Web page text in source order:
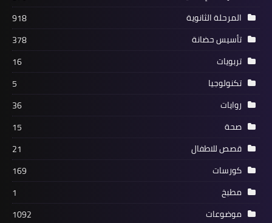
المرحلة الثانوية
918
تأسيس حضانة
378
تربويات
16
تكنولوجيا
5
روايات
36
صحة
15
قصص للاطفال
21
كورسات
169
مطبخ
1
موضوعات
1092